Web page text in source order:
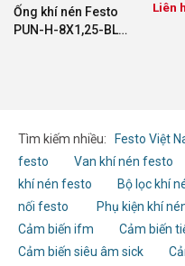
Ống khí nén Festo
PUN-H-8X1,25-BL
Liên
Tìm kiếm nhiều: Festo Việt
festo
Van khí nén festo
khí nén festo
Bộ lọc khí
nối festo
Phụ kiện khí
Cảm biến ifm
Cảm biến
Cảm biến siêu âm sick